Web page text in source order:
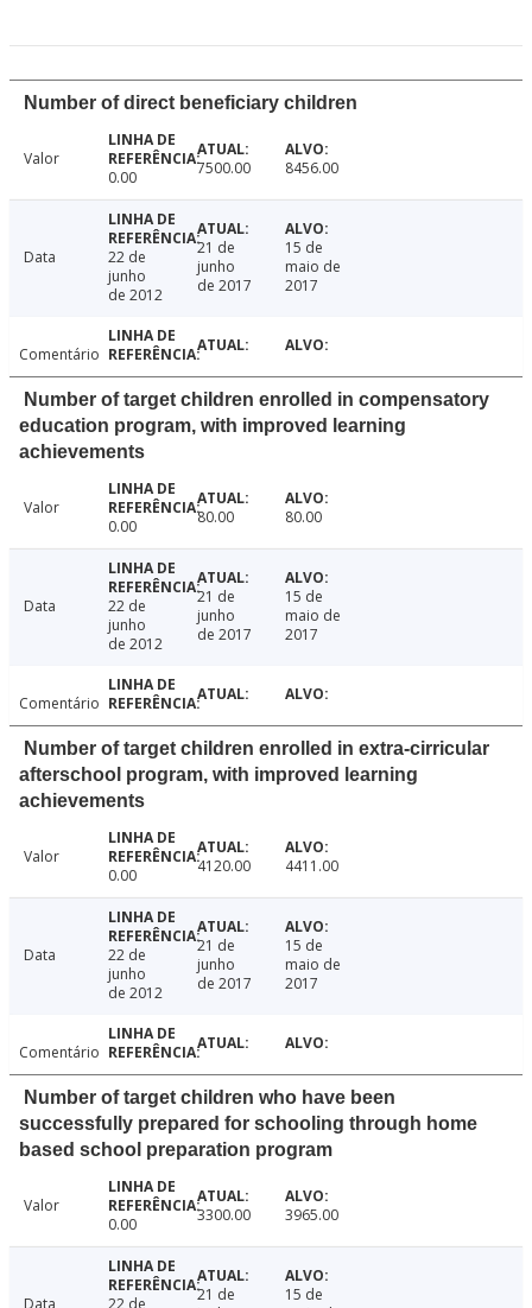
Number of direct beneficiary children
Valor
0.00
7500.00 8456.00
Data
22 de
junho
de 2012
21 de
junho
de 2017
15 de
maio de
2017
Comentário
Number of target children enrolled in compensatory
education program, with improved learning
achievements
Valor
0.00
80.00 80.00
Data
22 de
junho
de 2012
21 de
junho
de 2017
15 de
maio de
2017
Comentário
Number of target children enrolled in extra-cirricular
afterschool program, with improved learning
achievements
Valor
0.00
4120.00 4411.00
Data
22 de
junho
de 2012
21 de
junho
de 2017
15 de
maio de
2017
Comentário
Number of target children who have been
successfully prepared for schooling through home
based school preparation program
Valor
0.00
3300.00 3965.00
21 de
15 de